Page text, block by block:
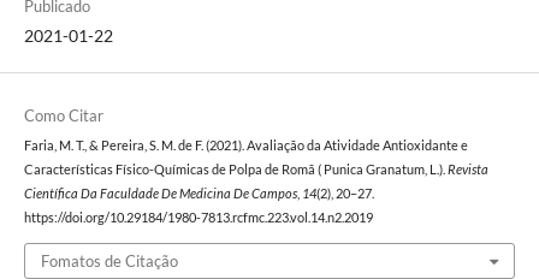
Publicado
2021-01-22
Como Citar
Faria, M. T., & Pereira, S. M. de F. (2021). Avaliação da Atividade Antioxidante e
Características Físico-Químicas de Polpa de Romã ( Punica Granatum, L.). Revista
Científica Da Faculdade De Medicina De Campos, 14(2), 20–27.
https://doi.org/10.29184/1980-7813.rcfmc.223.vol.14.n2.2019
Fomatos de Citação